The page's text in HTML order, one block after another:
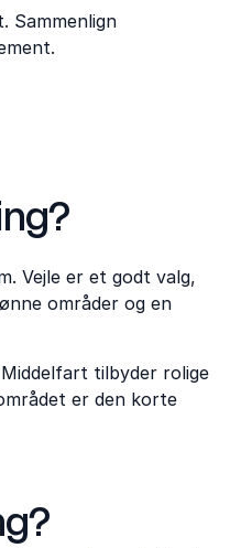
Sammenlign
Vejle er et godt valg,
områder og en
tilbyder rolige
er den korte